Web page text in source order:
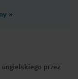
»
angielskiego przez